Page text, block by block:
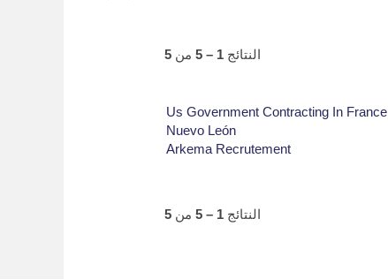
النتائج 1 – 5 من 5
Us Government Contracting In France
Nuevo León
Arkema Recrutement
النتائج 1 – 5 من 5